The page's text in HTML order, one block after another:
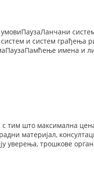
систем и систем
имена и
тим што максимална
материјал,
уверења, трошкове